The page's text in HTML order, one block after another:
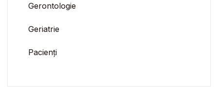
Gerontologie
Geriatrie
Pacienți